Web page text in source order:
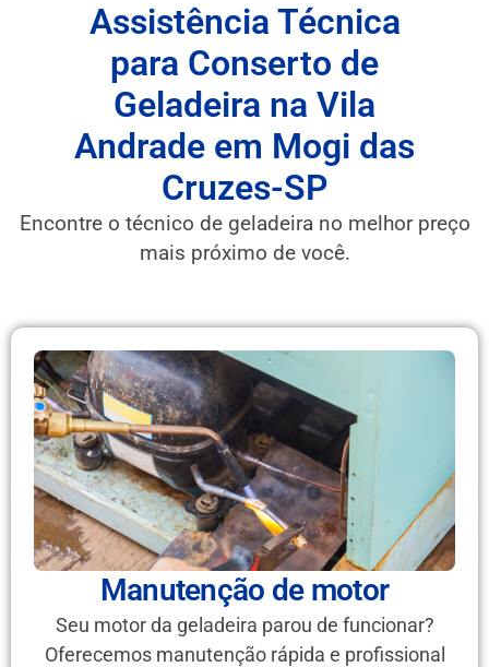
Assistência Técnica
para Conserto de
Geladeira na Vila
Andrade em Mogi das
Cruzes-SP
Encontre o técnico de geladeira no melhor preço
mais próximo de você.
Manutenção de motor
Seu motor da geladeira parou de funcionar?
Oferecemos manutenção rápida e profissional